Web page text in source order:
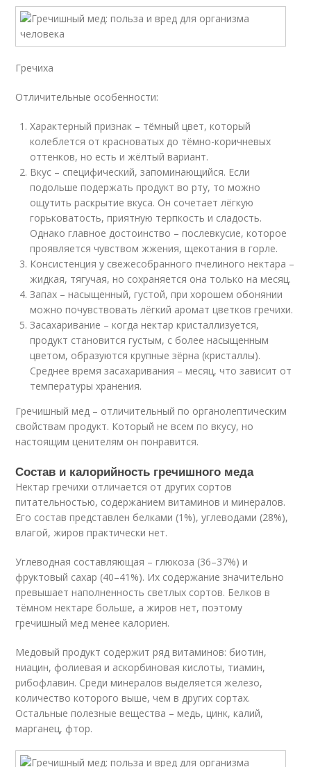
Гречиха
Отличительные особенности:
Характерный признак – тёмный цвет, который
колеблется от красноватых до тёмно-коричневых
оттенков, но есть и жёлтый вариант.
Вкус – специфический, запоминающийся. Если
подольше подержать продукт во рту, то можно
ощутить раскрытие вкуса. Он сочетает лёгкую
горьковатость, приятную терпкость и сладость.
Однако главное достоинство – послевкусие, которое
проявляется чувством жжения, щекотания в горле.
Консистенция у свежесобранного пчелиного нектара –
жидкая, тягучая, но сохраняется она только на месяц.
Запах – насыщенный, густой, при хорошем обонянии
можно почувствовать лёгкий аромат цветков гречихи.
Засахаривание – когда нектар кристаллизуется,
продукт становится густым, с более насыщенным
цветом, образуются крупные зёрна (кристаллы).
Среднее время засахаривания – месяц, что зависит от
температуры хранения.
Гречишный мед – отличительный по органолептическим
свойствам продукт. Который не всем по вкусу, но
настоящим ценителям он понравится.
Состав и калорийность гречишного меда
Нектар гречихи отличается от других сортов
питательностью, содержанием витаминов и минералов.
Его состав представлен белками (1%), углеводами (28%),
влагой, жиров практически нет.
Углеводная составляющая – глюкоза (36–37%) и
фруктовый сахар (40–41%). Их содержание значительно
превышает наполненность светлых сортов. Белков в
тёмном нектаре больше, а жиров нет, поэтому
гречишный мед менее калориен.
Медовый продукт содержит ряд витаминов: биотин,
ниацин, фолиевая и аскорбиновая кислоты, тиамин,
рибофлавин. Среди минералов выделяется железо,
количество которого выше, чем в других сортах.
Остальные полезные вещества – медь, цинк, калий,
марганец, фтор.